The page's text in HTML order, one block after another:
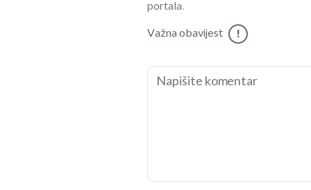
portala.
Važna obavijest !